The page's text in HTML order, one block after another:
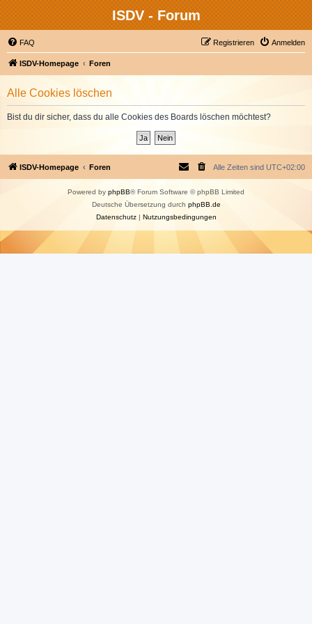
ISDV - Forum
FAQ Anmelden
Registrieren
ISDV-Homepage Foren
Alle Cookies löschen
Bist du dir sicher, dass du alle Cookies des Boards löschen möchtest?
ISDV-Homepage Foren Alle Zeiten sind UTC+02:00
Powered by phpBB® Forum Software © phpBB Limited
Deutsche Übersetzung durch phpBB.de
Datenschutz| Nutzungsbedingungen